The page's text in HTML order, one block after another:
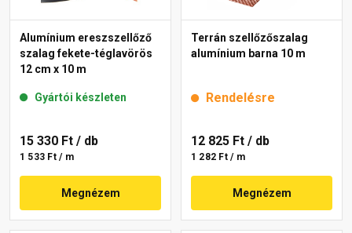
Alumínium ereszszellőző
szalag fekete-téglavörös
12 cm x 10 m
Gyártói készleten
15 330 Ft / db
1 533 Ft / m
Megnézem
Terrán szellőzőszalag
alumínium barna 10 m
Rendelésre
12 825 Ft / db
1 282 Ft / m
Megnézem